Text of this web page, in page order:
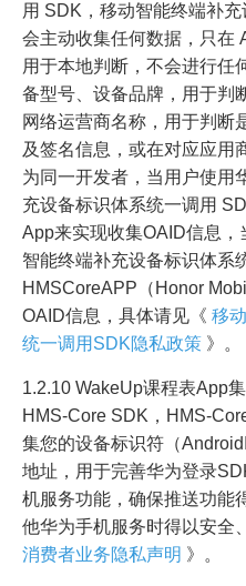
用 SDK，移动智能终端补
会主动收集任何数据，只在
用于本地判断，不会进行任
备型号、设备品牌，用于判
网络运营商名称，用于判断
及签名信息，或在对应应用
为同一开发者，当用户使用
充设备标识体系统一调用
App来实现收集OAID信息
智能终端补充设备标识体系
HMSCoreAPP（Honor
OAID信息，具体请见《 移
统一调用SDK隐私政策 》。
1.2.10 WakeUp课程表App
HMS-Core SDK，HMS-
集您的设备标识符（
地址，用于完善华为登录
机服务功能，确保推送功能
他华为手机服务时得以安全
消费者业务隐私声明 》。